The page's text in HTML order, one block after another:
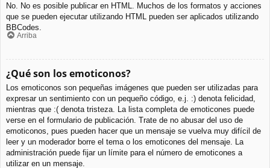
No. No es posible publicar en HTML. Muchos de los formatos y acciones
que se pueden ejecutar utilizando HTML pueden ser aplicados utilizando
BBCodes.
Arriba
¿Qué son los emoticonos?
Los emoticonos son pequeñas imágenes que pueden ser utilizadas para
expresar un sentimiento con un pequeño código, e.j. :) denota felicidad,
mientras que :( denota tristeza. La lista completa de emoticones puede
verse en el formulario de publicación. Trate de no abusar del uso de
emoticonos, pues pueden hacer que un mensaje se vuelva muy difícil de
leer y un moderador borre el tema o los emoticones del mensaje. La
administración puede fijar un límite para el número de emoticones a
utilizar en un mensaje.